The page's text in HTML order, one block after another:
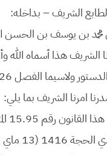
الشريف – بداخله:
بن يوسف بن الحسن
هذا أسماه الله
ولاسيما الفصل 26 منه،
امرنا الشريف بما يلي: